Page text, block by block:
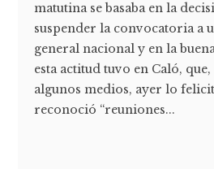
matutina se basaba en la
suspender la convocatoria a
general nacional y en la
esta actitud tuvo en Caló,
algunos medios, ayer lo
reconoció “reuniones...